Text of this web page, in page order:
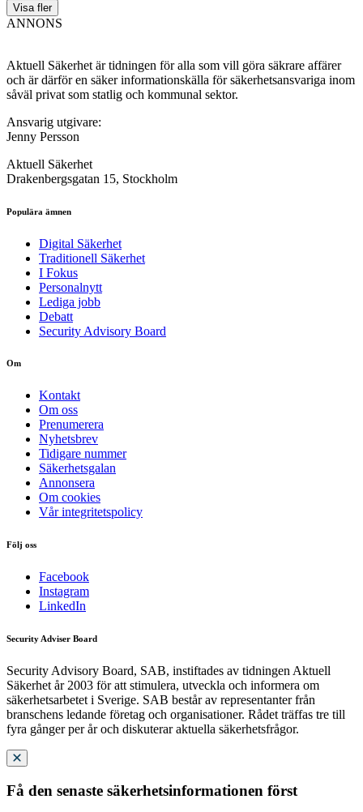
Visa fler
ANNONS
Aktuell Säkerhet är tidningen för alla som vill göra säkrare affärer
och är därför en säker informationskälla för säkerhets­ansvariga inom
såväl privat som statlig och kommunal sektor.
Ansvarig utgivare:
Jenny Persson
Aktuell Säkerhet
Drakenbergsgatan 15, Stockholm
Populära ämnen
Digital Säkerhet
Traditionell Säkerhet
I Fokus
Personalnytt
Lediga jobb
Debatt
Security Advisory Board
Om
Kontakt
Om oss
Prenumerera
Nyhetsbrev
Tidigare nummer
Säkerhetsgalan
Annonsera
Om cookies
Vår integritetspolicy
Följ oss
Facebook
Instagram
LinkedIn
Security Adviser Board
Security Advisory Board, SAB, instiftades av tidningen Aktuell
Säkerhet år 2003 för att stimulera, utveckla och informera om
säkerhetsarbetet i Sverige. SAB består av representanter från
branschens ledande företag och organisationer. Rådet träffas tre till
fyra gånger per år och diskuterar aktuella säkerhetsfrågor.
Få den senaste säkerhetsinformationen först